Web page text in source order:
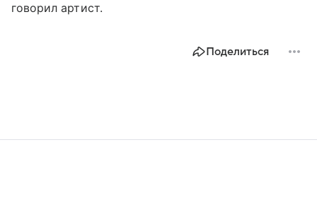
говорил артист.
Поделиться